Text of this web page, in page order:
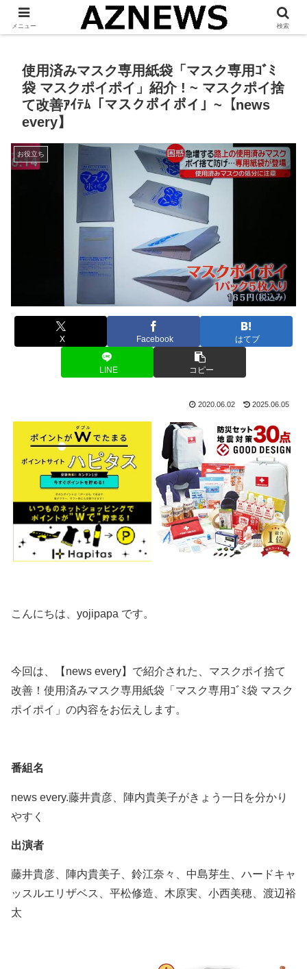
「 見たい・役立つ・面白い 」をお伝えします。
使用済みマスク専用紙袋「マスク専用ｺﾞﾐ
袋 マスクポイポイ」紹介 ! ~ マスクポイ捨
て改善ｱｲﾃﾑ「マスクポイポイ」~【news
every】
お役立ち
X Facebook はてブ
LINE コピー
2020.06.02 2025.06.05
こんにちは、yojipapa です。
今回は、【news every】で紹介された、マスクポイ捨て
改善！使用済みマスク専用紙袋「マスク専用ｺﾞﾐ袋 マスク
ポイポイ」の内容をお伝えします。
番組名
news every.藤井貴彦、陣内貴美子がきょう一日を分かり
やすく
出演者
藤井貴彦、陣内貴美子、鈴江奈々、中島芽生、ハードキャ
ッスルエリザベス、平松修造、木原実、小西美穂、渡辺裕
太
メニュー 検索